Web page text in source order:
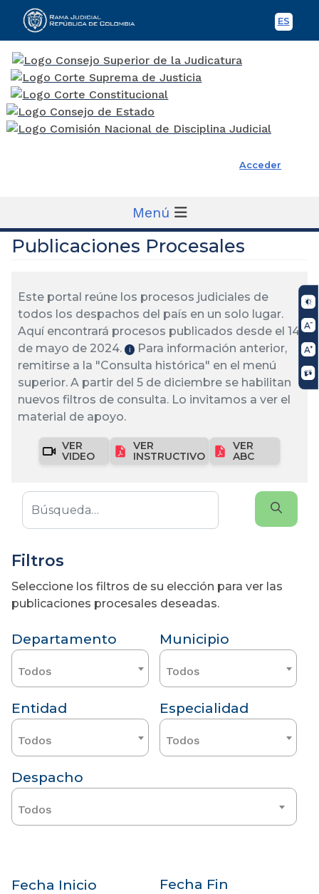
ES
Rama Judicial
Acceder
Menú
Publicaciones Procesales
Este portal reúne los procesos judiciales de
todos los despachos del país en un solo lugar.
Aquí encontrará procesos publicados desde el 14
de mayo de 2024.
ℹ️
Para información anterior,
remitirse a la "Consulta histórica" en el menú
superior. A partir del 5 de diciembre se habilitan
nuevos filtros de consulta. Lo invitamos a ver el
material de apoyo.
VER
VIDEO
VER
INSTRUCTIVO
VER
ABC
Filtros
Seleccione los filtros de su elección para ver las
publicaciones procesales deseadas.
Departamento
Todos
Municipio
Todos
Entidad
Todos
Especialidad
Todos
Despacho
Todos
Fecha Inicio Fecha Fin